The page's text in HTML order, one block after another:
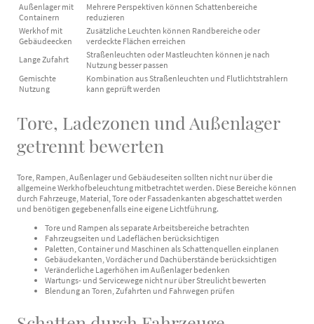
Außenlager mit
Containern
Mehrere Perspektiven können Schattenbereiche
reduzieren
Werkhof mit
Gebäudeecken
Zusätzliche Leuchten können Randbereiche oder
verdeckte Flächen erreichen
Lange Zufahrt
Straßenleuchten oder Mastleuchten können je nach
Nutzung besser passen
Gemischte
Nutzung
Kombination aus Straßenleuchten und Flutlichtstrahlern
kann geprüft werden
Tore, Ladezonen und Außenlager
getrennt bewerten
Tore, Rampen, Außenlager und Gebäudeseiten sollten nicht nur über die
allgemeine Werkhofbeleuchtung mitbetrachtet werden. Diese Bereiche können
durch Fahrzeuge, Material, Tore oder Fassadenkanten abgeschattet werden
und benötigen gegebenenfalls eine eigene Lichtführung.
Tore und Rampen als separate Arbeitsbereiche betrachten
Fahrzeugseiten und Ladeflächen berücksichtigen
Paletten, Container und Maschinen als Schattenquellen einplanen
Gebäudekanten, Vordächer und Dachüberstände berücksichtigen
Veränderliche Lagerhöhen im Außenlager bedenken
Wartungs- und Servicewege nicht nur über Streulicht bewerten
Blendung an Toren, Zufahrten und Fahrwegen prüfen